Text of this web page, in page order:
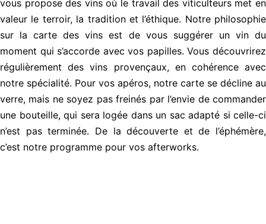
vous propose des vins où le travail des viticulteurs met en
valeur le terroir, la tradition et l’éthique. Notre philosophie
sur la carte des vins est de vous suggérer un vin du
moment qui s’accorde avec vos papilles. Vous découvrirez
régulièrement des vins provençaux, en cohérence avec
notre spécialité. Pour vos apéros, notre carte se décline au
verre, mais ne soyez pas freinés par l’envie de commander
une bouteille, qui sera logée dans un sac adapté si celle-ci
n’est pas terminée. De la découverte et de l’éphémère,
c’est notre programme pour vos afterworks.